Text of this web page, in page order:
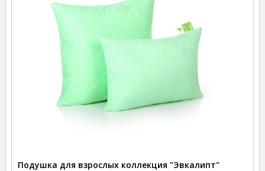
Подушка для взрослых коллекция "Эвкалипт"